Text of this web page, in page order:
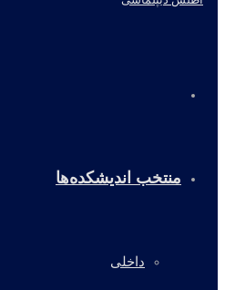
منتخب اندیشکده‌ها
داخلی